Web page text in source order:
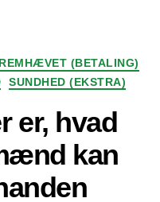
(BETALING)
SUNDHED (EKSTRA)
er, hvad
kan